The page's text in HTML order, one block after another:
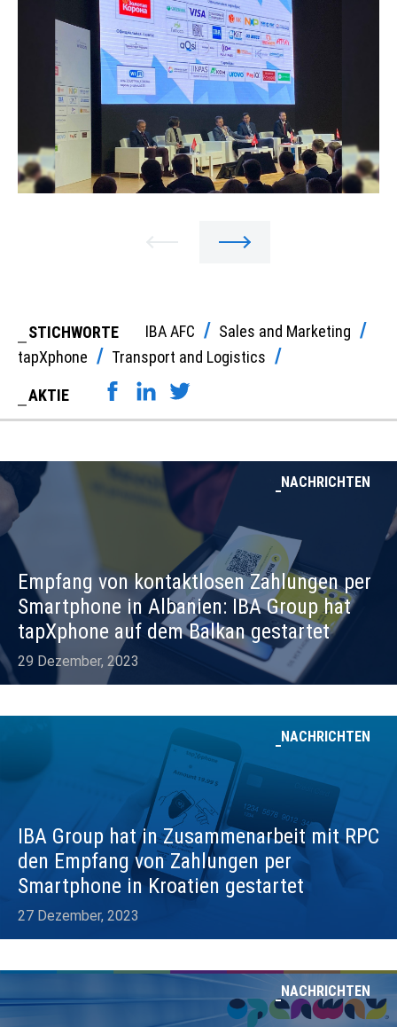
STICHWORTE IBA AFC
Sales and Marketing
tapXphone
Transport and Logistics
AKTIE
NACHRICHTEN
Empfang von kontaktlosen Zahlungen per
Smartphone in Albanien: IBA Group hat
tapXphone auf dem Balkan gestartet
29 Dezember, 2023
NACHRICHTEN
IBA Group hat in Zusammenarbeit mit RPC
den Empfang von Zahlungen per
Smartphone in Kroatien gestartet
27 Dezember, 2023
NACHRICHTEN